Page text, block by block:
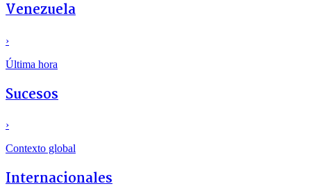
Venezuela
›
Última hora
Sucesos
›
Contexto global
Internacionales